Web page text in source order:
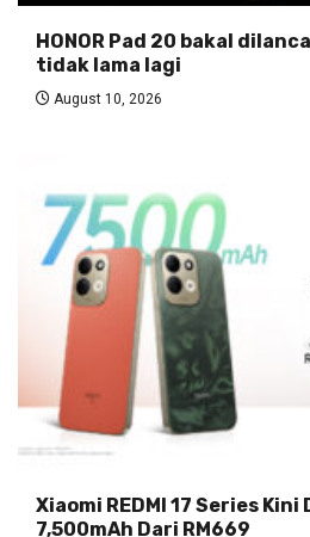
HONOR Pad 20 bakal
tidak lama lagi
August 10, 2026
Xiaomi REDMI 17 Series
7,500mAh Dari RM669